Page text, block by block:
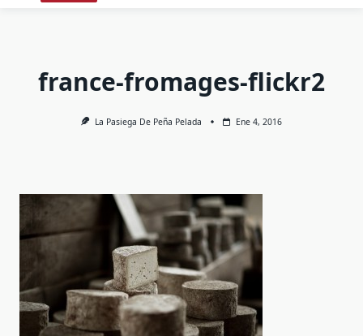
france-fromages-flickr2
La Pasiega De Peña Pelada Ene 4, 2016